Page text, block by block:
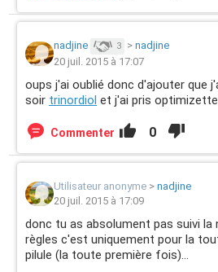
nadjine 3 > nadjine
20 juil. 2015 à 17:07
oups j'ai oublié donc d'ajouter que
soir trinordiol et j'ai pris
Commenter 0
Utilisateur anonyme > nadjine
20 juil. 2015 à 17:09
donc tu as absolument pas suivi la
règles c'est uniquement pour la
pilule (la toute première fois)...